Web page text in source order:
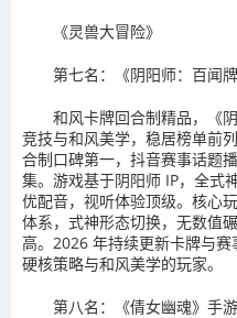
《灵兽大冒险》
第七名：《阴阳师：百闻牌
和风卡牌回合制精品，《
竞技与和风美学，稳居榜单前
合制口碑第一，抖音赛事话题
集。游戏基于阴阳师 IP，全式
优配音，视听体验顶级。核心
体系，式神形态切换，无数值
高。2026 年持续更新卡牌与
硬核策略与和风美学的玩家。
第八名：《倩女幽魂》手游